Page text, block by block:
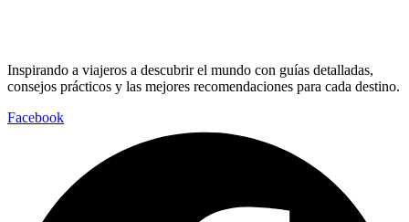
Inspirando a viajeros a descubrir el mundo con guías detalladas,
consejos prácticos y las mejores recomendaciones para cada destino.
Facebook